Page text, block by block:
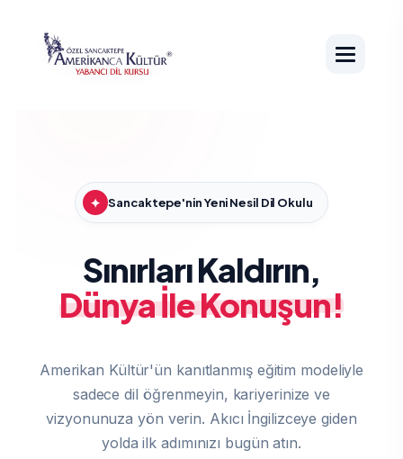
✦ Sancaktepe'nin Yeni Nesil Dil Okulu
Sınırları Kaldırın,
Dünya İle Konuşun!
Amerikan Kültür'ün kanıtlanmış eğitim modeliyle
sadece dil öğrenmeyin, kariyerinize ve
vizyonunuza yön verin. Akıcı İngilizceye giden
yolda ilk adımınızı bugün atın.